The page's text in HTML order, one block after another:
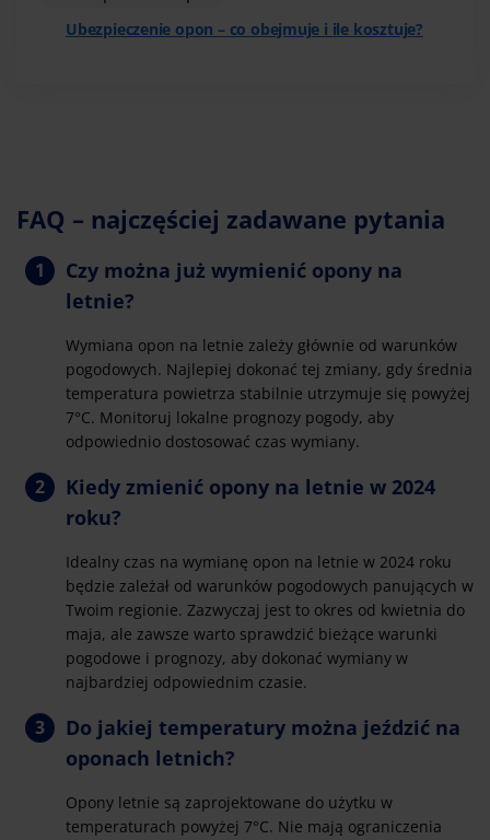
Ubezpieczenie opon – co obejmuje i ile kosztuje?
FAQ – najczęściej zadawane pytania
Czy można już wymienić opony na
letnie?
Wymiana opon na letnie zależy głównie od warunków
pogodowych. Najlepiej dokonać tej zmiany, gdy średnia
temperatura powietrza stabilnie utrzymuje się powyżej
7°C. Monitoruj lokalne prognozy pogody, aby
odpowiednio dostosować czas wymiany.
Kiedy zmienić opony na letnie w 2024
roku?
Idealny czas na wymianę opon na letnie w 2024 roku
będzie zależał od warunków pogodowych panujących w
Twoim regionie. Zazwyczaj jest to okres od kwietnia do
maja, ale zawsze warto sprawdzić bieżące warunki
pogodowe i prognozy, aby dokonać wymiany w
najbardziej odpowiednim czasie.
Do jakiej temperatury można jeździć na
oponach letnich?
Opony letnie są zaprojektowane do użytku w
temperaturach powyżej 7°C. Nie mają ograniczenia